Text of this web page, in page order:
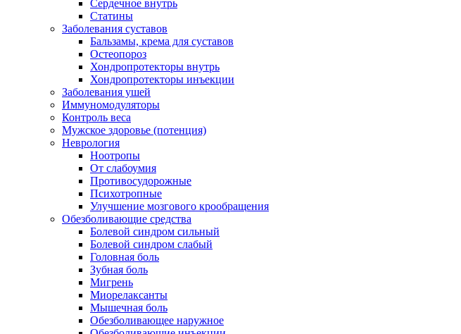
Сердечное внутрь
Статины
Заболевания суставов
Бальзамы, крема для суставов
Остеопороз
Хондропротекторы внутрь
Хондропротекторы инъекции
Заболевания ушей
Иммуномодуляторы
Контроль веса
Мужское здоровье (потенция)
Неврология
Ноотропы
От слабоумия
Противосудорожные
Психотропные
Улучшение мозгового крообращения
Обезболивающие средства
Болевой синдром сильный
Болевой синдром слабый
Головная боль
Зубная боль
Мигрень
Миорелаксанты
Мышечная боль
Обезболивающее наружное